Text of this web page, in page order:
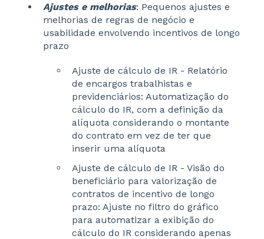
Ajustes e melhorias: Pequenos ajustes e
melhorias de regras de negócio e
usabilidade envolvendo incentivos de longo
prazo
Ajuste de cálculo de IR - Relatório
de encargos trabalhistas e
previdenciários: Automatização do
cálculo do IR, com a definição da
alíquota considerando o montante
do contrato em vez de ter que
inserir uma alíquota
Ajuste de cálculo de IR - Visão do
beneficiário para valorização de
contratos de incentivo de longo
prazo: Ajuste no filtro do gráfico
para automatizar a exibição do
cálculo do IR considerando apenas